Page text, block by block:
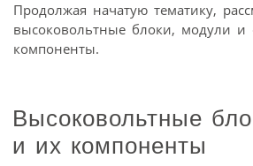
Продолжая начатую тематику,
высоковольтные блоки, модули и
компоненты.
Высоковольтные
и их компоненты